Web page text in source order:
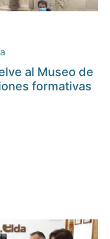
al Museo de
formativas